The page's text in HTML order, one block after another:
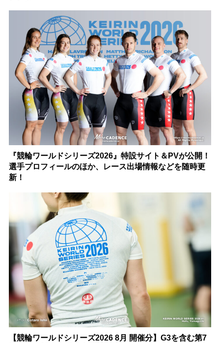
『競輪ワールドシリーズ2026』特設サイト＆PVが公開！
選手プロフィールのほか、レース出場情報などを随時更
新！
【競輪ワールドシリーズ2026 8月 開催分】G3を含む第7